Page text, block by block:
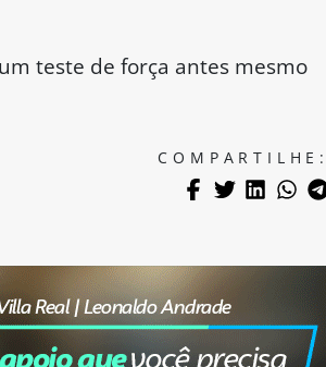
teste de força antes mesmo
COMPARTILHE: